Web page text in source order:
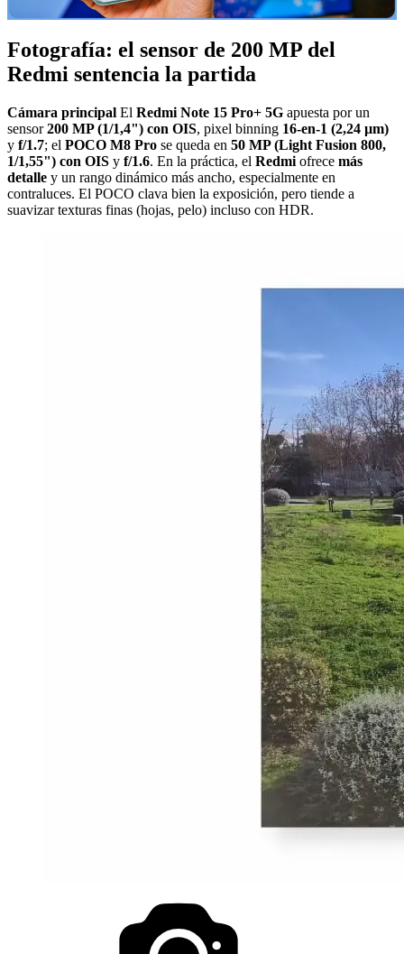
Fotografía: el sensor de 200 MP del
Redmi sentencia la partida
Cámara principal El Redmi Note 15 Pro+ 5G apuesta por un
sensor200 MP (1/1,4") con OIS, pixel binning 16-en-1 (2,24 µm)
y f/1.7; el POCO M8 Pro se queda en 50 MP (Light Fusion 800,
1/1,55") con OIS y f/1.6. En la práctica, el Redmi ofrece más
detalle y un rango dinámico más ancho, especialmente en
contraluces. El POCO clava bien la exposición, pero tiende a
suavizar texturas finas (hojas, pelo) incluso con HDR.